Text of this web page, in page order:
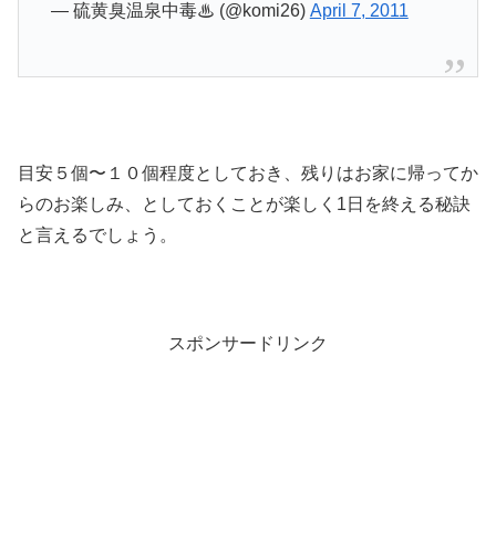
— 硫黄臭温泉中毒♨ (@komi26) April 7, 2011
目安５個〜１０個程度としておき、残りはお家に帰ってか
らのお楽しみ、としておくことが楽しく1日を終える秘訣
と言えるでしょう。
スポンサードリンク